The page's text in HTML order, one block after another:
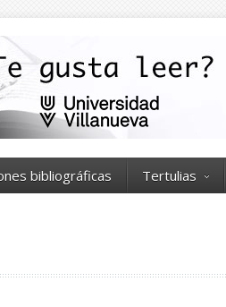
bibliográficas Tertulias